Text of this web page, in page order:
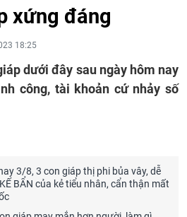
xứng đáng
18:25
dưới đây sau ngày hôm nay
công, tài khoản cứ nhảy số
3/8, 3 con giáp thị phi bủa vây, dễ
BẨN của kẻ tiểu nhân, cẩn thận mất